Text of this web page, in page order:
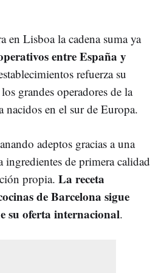
en Lisboa la cadena suma ya
entre España y
refuerza su
grandes operadores de la
nacidos en el sur de Europa.
adeptos gracias a una
ingredientes de primera calidad
propia. La receta
de Barcelona sigue
su oferta internacional.